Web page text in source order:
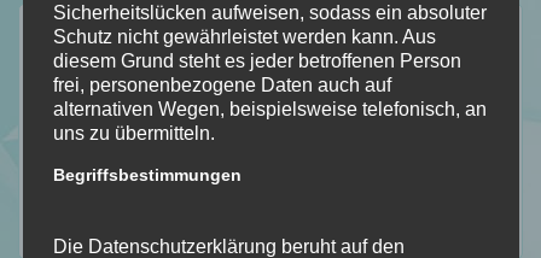
Aktuelle Beiträge
Lese – Liste für August 2026 [TBR]
Kapitel Sieben [Lese/Lebensmonat Juli]
Unhinged von Steph Macca [Dark Romance]
Sicherheitslücken aufweisen, sodass ein absoluter
Schutz nicht gewährleistet werden kann. Aus
diesem Grund steht es jeder betroffenen Person
frei, personenbezogene Daten auch auf
alternativen Wegen, beispielsweise telefonisch, an
uns zu übermitteln.
Begriffsbestimmungen
Die Datenschutzerklärung beruht auf den